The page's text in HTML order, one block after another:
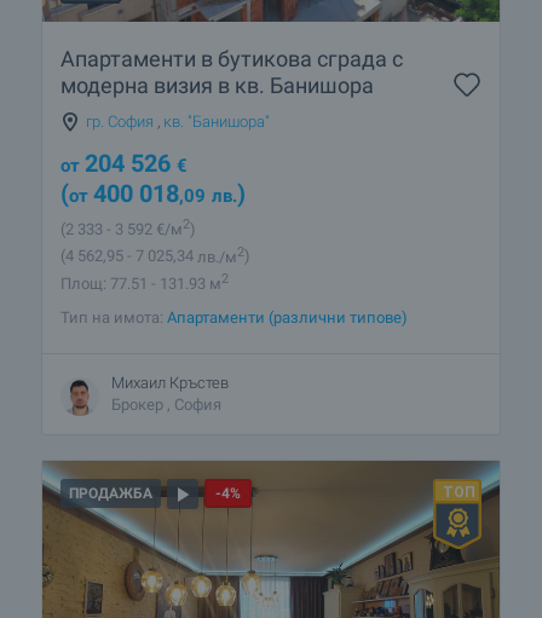
Апартаменти в бутикова сграда с
модерна визия в кв. Банишора
гр. София кв. "Банишора"
от 204 526 €
(от 400 018,09 лв.)
(2 333 - 3 592 €/м2)
(4 562,95 - 7 025,34 лв./м2)
Площ: 77.51 - 131.93 м2
Тип на имота: Апартаменти (различни типове)
Михаил Кръстев
Брокер , София
ПРОДАЖБА -4%